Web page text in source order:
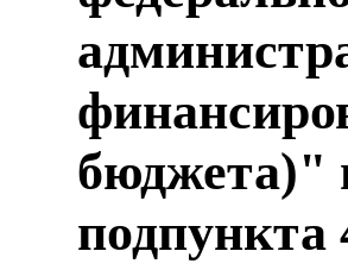
бюджета)"
подпункта